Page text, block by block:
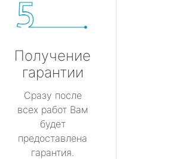
Получение
гарантии
Сразу после
всех работ Вам
будет
предоставлена
гарантия.